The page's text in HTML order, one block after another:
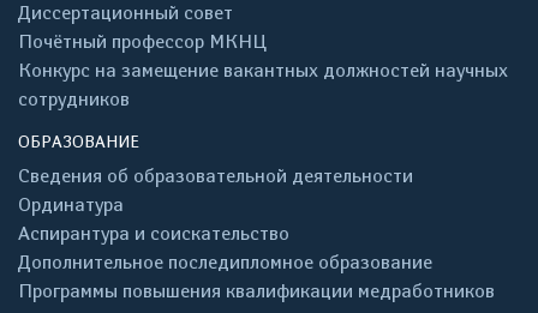
Диссертационный совет
Почётный профессор МКНЦ
Конкурс на замещение вакантных должностей научных
сотрудников
ОБРАЗОВАНИЕ
Сведения об образовательной деятельности
Ординатура
Аспирантура и соискательство
Дополнительное последипломное образование
Программы повышения квалификации медработников